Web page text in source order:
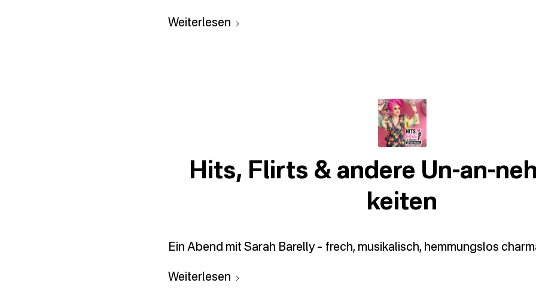
Weiterlesen
Hits, Flirts & andere Un-an-
keiten
Ein Abend mit Sarah Barelly – frech, musikalisch, hemmungslos
Weiterlesen